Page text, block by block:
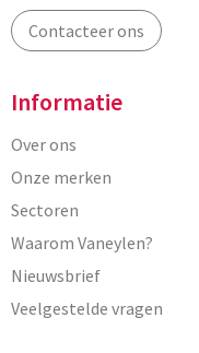
Contacteer ons
Informatie
Over ons
Onze merken
Sectoren
Waarom Vaneylen?
Nieuwsbrief
Veelgestelde vragen